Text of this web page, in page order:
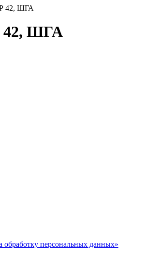
42, ШГА
42, ШГА
обработку персональных данных»